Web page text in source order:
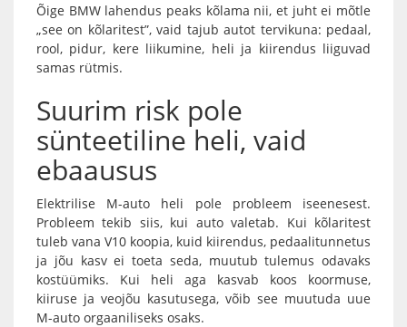
Õige BMW lahendus peaks kõlama nii, et juht ei mõtle
„see on kõlaritest”, vaid tajub autot tervikuna: pedaal,
rool, pidur, kere liikumine, heli ja kiirendus liiguvad
samas rütmis.
Suurim risk pole
sünteetiline heli, vaid
ebaausus
Elektrilise M-auto heli pole probleem iseenesest.
Probleem tekib siis, kui auto valetab. Kui kõlaritest
tuleb vana V10 koopia, kuid kiirendus, pedaalitunnetus
ja jõu kasv ei toeta seda, muutub tulemus odavaks
kostüümiks. Kui heli aga kasvab koos koormuse,
kiiruse ja veojõu kasutusega, võib see muutuda uue
M-auto orgaaniliseks osaks.